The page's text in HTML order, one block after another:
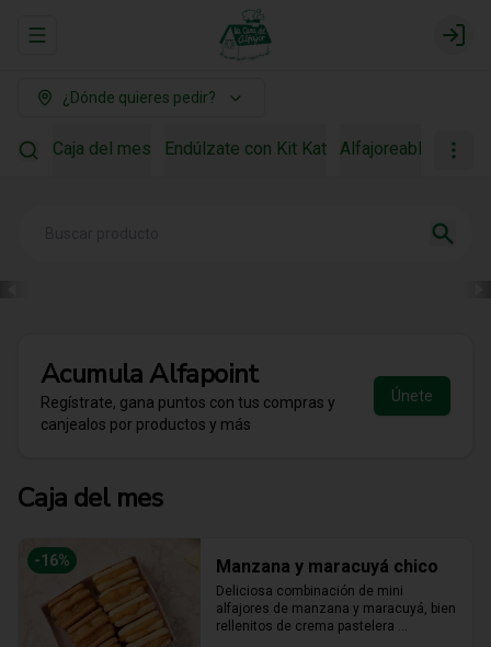
Abrir menu de navegación Login
¿Dónde quieres pedir?
Caja del mes Endúlzate con Kit Kat Alfajoreable Para
AcumulaAlfapoint
Regístrate, gana puntos con tus compras y
canjealos por productos y más
Únete
Caja del mes
-16% Manzana y maracuyá chico
Deliciosa combinación de mini
alfajores de manzana y maracuyá, bien
rellenitos de crema pastelera